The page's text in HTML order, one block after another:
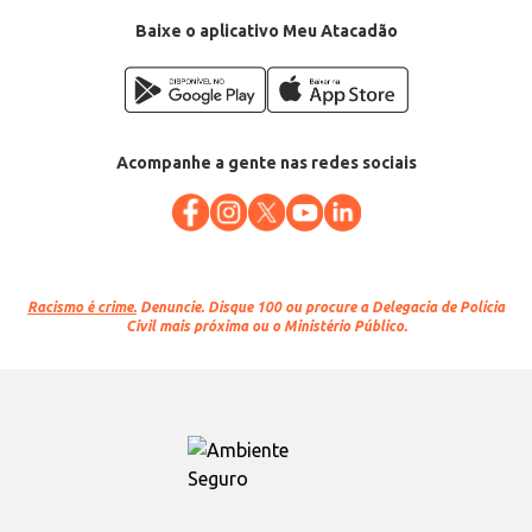
Baixe o aplicativo Meu Atacadão
Acompanhe a gente nas redes sociais
Racismo é crime. Denuncie. Disque 100 ou procure a Delegacia de Polícia
Civil mais próxima ou o Ministério Público.